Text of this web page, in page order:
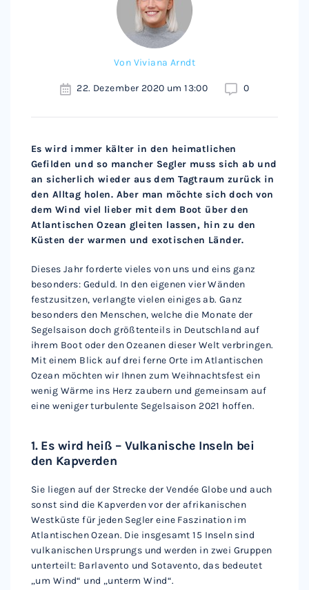
Von Viviana Arndt
22. Dezember 2020 um 13:00 0
Es wird immer kälter in den heimatlichen
Gefilden und so mancher Segler muss sich ab und
an sicherlich wieder aus dem Tagtraum zurück in
den Alltag holen. Aber man möchte sich doch von
dem Wind viel lieber mit dem Boot über den
Atlantischen Ozean gleiten lassen, hin zu den
Küsten der warmen und exotischen Länder.
Dieses Jahr forderte vieles von uns und eins ganz
besonders: Geduld. In den eigenen vier Wänden
festzusitzen, verlangte vielen einiges ab. Ganz
besonders den Menschen, welche die Monate der
Segelsaison doch größtenteils in Deutschland auf
ihrem Boot oder den Ozeanen dieser Welt verbringen.
Mit einem Blick auf drei ferne Orte im Atlantischen
Ozean möchten wir Ihnen zum Weihnachtsfest ein
wenig Wärme ins Herz zaubern und gemeinsam auf
eine weniger turbulente Segelsaison 2021 hoffen.
1. Es wird heiß – Vulkanische Inseln bei
den Kapverden
Sie liegen auf der Strecke der Vendée Globe und auch
sonst sind die Kapverden vor der afrikanischen
Westküste für jeden Segler eine Faszination im
Atlantischen Ozean. Die insgesamt 15 Inseln sind
vulkanischen Ursprungs und werden in zwei Gruppen
unterteilt: Barlavento und Sotavento, das bedeutet
„um Wind“ und „unterm Wind“.